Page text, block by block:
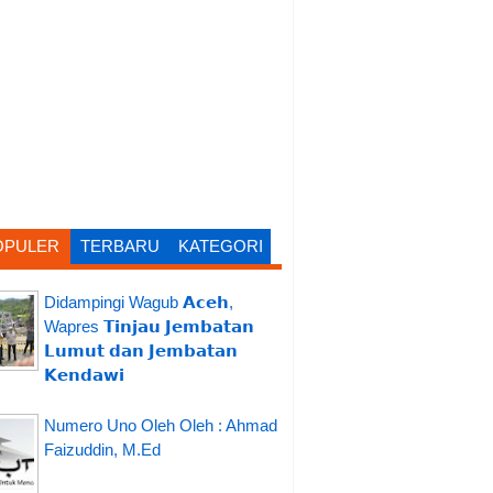
TERBARU KATEGORI
Didampingi Wagub 𝗔𝗰𝗲𝗵,
Wapres 𝗧𝗶𝗻𝗷𝗮𝘂 𝗝𝗲𝗺𝗯𝗮𝘁𝗮𝗻
𝗟𝘂𝗺𝘂𝘁 𝗱𝗮𝗻 𝗝𝗲𝗺𝗯𝗮𝘁𝗮𝗻
𝗞𝗲𝗻𝗱𝗮𝘄𝗶
Numero Uno Oleh Oleh : Ahmad
Faizuddin, M.Ed